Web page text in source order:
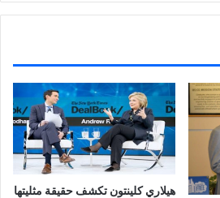
باحث في تاريخ الكويت .
ا
ن
ق
ر
ل
ر
ك
هيلاري كلينتون تكشف حقيقة مثليتها